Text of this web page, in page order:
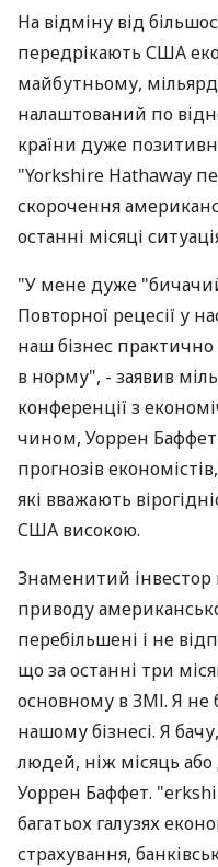
На відміну від
передрікають США
майбутньому,
налаштований по
країни дуже
"Yorkshire Hathaway
скорочення
останні місяці
"У мене дуже
Повторної рецесії у
наш бізнес
в норму", - заявив
конференції з
чином, Уоррен
прогнозів
які вважають
США високою.
Знаменитий
приводу
перебільшені і не
що за останні три
основному в ЗМІ. Я не
нашому бізнесі. Я
людей, ніж місяць
Уоррен Баффет.
багатьох галузях
страхування,